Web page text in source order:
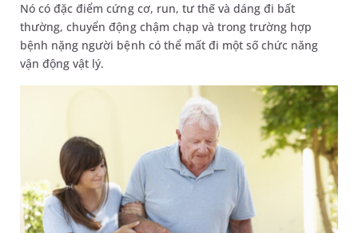
Nó có đặc điểm cứng cơ, run, tư thế và dáng đi bất
thường, chuyển động chậm chạp và trong trường hợp
bệnh nặng người bệnh có thể mất đi một số chức năng
vận động vật lý.